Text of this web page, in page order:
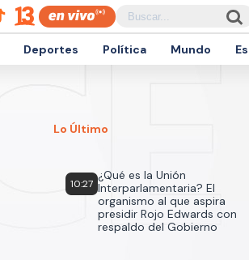
Deportes Política Mundo
Lo Último
10:27
¿Qué es la Unión
Interparlamentaria? El
organismo al que aspira
presidir Rojo Edwards con
respaldo del Gobierno